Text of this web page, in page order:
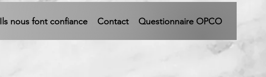
Ils nous font confiance Contact Questionnaire OPCO